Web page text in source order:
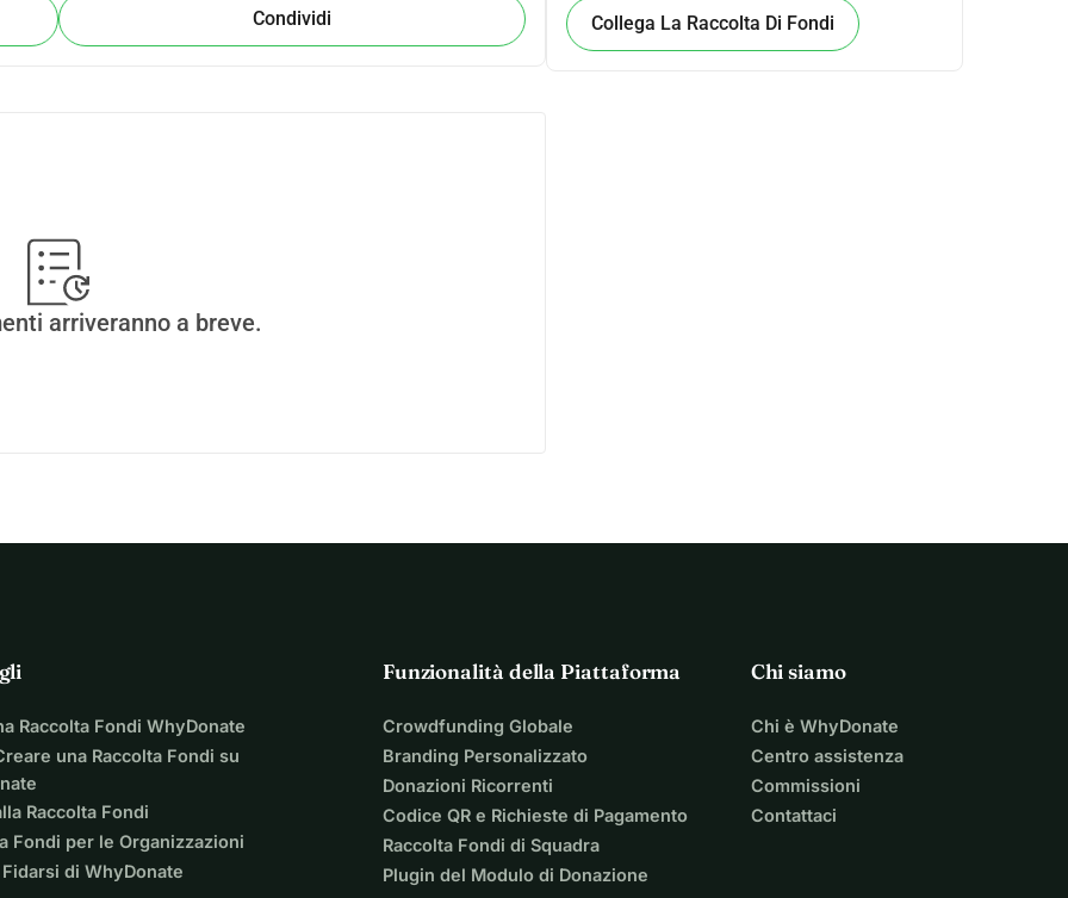
Crucial-3200MHz-2933MHz-Geheugen-
https://www.paypal.com/paypalme/raystef66
0 eurouro
Condividi
arriveranno a breve.
Collega La Raccolta Di Fondi
Raccolta Fondi WhyDonate
una Raccolta Fondi su
Raccolta Fondi
Fondi per le Organizzazioni
di WhyDonate
Funzionalità della Piattaforma
Crowdfunding Globale
Branding Personalizzato
Donazioni Ricorrenti
Codice QR e Richieste di Pagamento
Raccolta Fondi di Squadra
Plugin del Modulo di Donazione
Chi siamo
Chi è WhyDonate
Centro assistenza
Commissioni
Contattaci